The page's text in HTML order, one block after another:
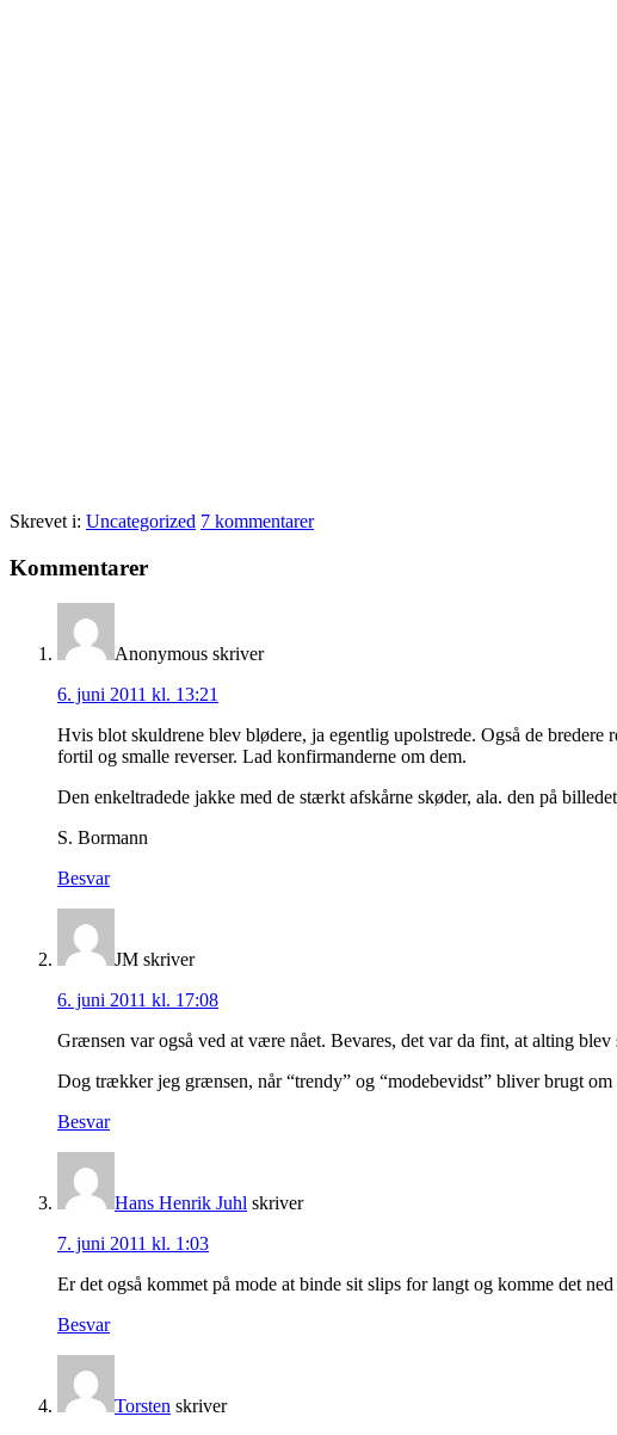
Skrevet i: Uncategorized 7 kommentarer
Læserinteraktioner
Kommentarer
Anonymous skriver
6. juni 2011 kl. 13:21
Hvis blot skuldrene blev blødere, ja egentlig upolstrede. Også de
fortil og smalle reverser. Lad konfirmanderne om dem.
Den enkeltradede jakke med de stærkt afskårne skøder, ala. den på
S. Bormann
Besvar
JM skriver
6. juni 2011 kl. 17:08
Grænsen var også ved at være nået. Bevares, det var da fint, at alting
Dog trækker jeg grænsen, når “trendy” og “modebevidst” bliver brugt
Besvar
Hans Henrik Juhl skriver
7. juni 2011 kl. 1:03
Er det også kommet på mode at binde sit slips for langt og komme det
Besvar
Torsten skriver